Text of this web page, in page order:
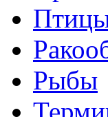
Рыбы